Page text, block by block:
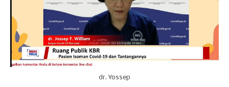
dr. Yossep